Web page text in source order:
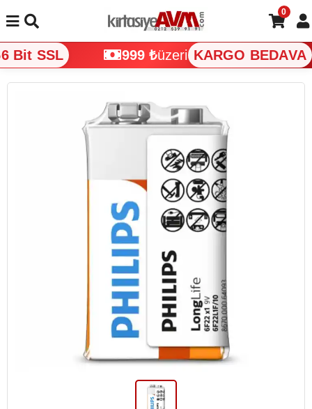
Bit SSL 999 ₺ üzeri KARGO BEDAVA
0